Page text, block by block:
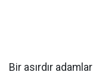
Bir asırdır adamlar